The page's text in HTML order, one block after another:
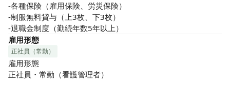
-各種保険（雇用保険、労災保険）
-制服無料貸与（上3枚、下3枚）
-退職金制度（勤続年数5年以上）
雇用形態
正社員（常勤）
雇用形態
正社員・常勤（看護管理者）